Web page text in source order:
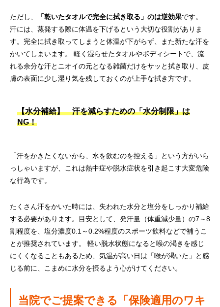
ただし、 「乾いたタオルで完全に拭き取る」のは逆効果です。
汗には、蒸発する際に体温を下げるという大切な役割がありま
す。完全に拭き取ってしまうと体温が下がらず、また新たな汗を
かいてしまいます。 軽く湿らせたタオルやボディシートで、流
れる余分な汗とニオイの元となる雑菌だけをサッと拭き取り、皮
膚の表面に少し湿り気を残しておくのが上手な拭き方です。
【水分補給】 汗を減らすための「水分制限」は
NG！
「汗をかきたくないから、水を飲むのを控える」という方がいら
っしゃいますが、これは熱中症や脱水症状を引き起こす大変危険
な行為です。
たくさん汗をかいた時には、失われた水分と塩分をしっかり補給
する必要があります。目安として、発汗量（体重減少量）の7～8
割程度を、塩分濃度0.1～0.2%程度のスポーツ飲料などで補うこ
とが推奨されています。 軽い脱水状態になると喉の渇きを感じ
にくくなることもあるため、気温が高い日は「喉が渇いた」と感
じる前に、こまめに水分を摂るよう心がけてください。
当院でご提案できる「保険適用のワキ